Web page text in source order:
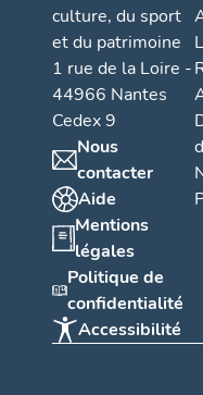
culture, du sport
et du patrimoine
1 rue de la Loire -
44966 Nantes
Cedex 9
Nous
contacter
Aide
Mentions
légales
Politique de
confidentialité
Accessibilité